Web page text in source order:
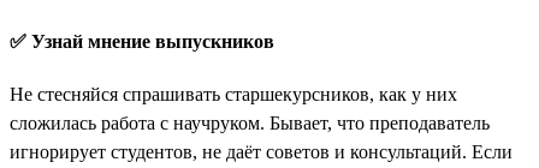
✅ Узнай мнение выпускников
Не стесняйся спрашивать старшекурсников, как у них
сложилась работа с научруком. Бывает, что преподаватель
игнорирует студентов, не даёт советов и консультаций. Если